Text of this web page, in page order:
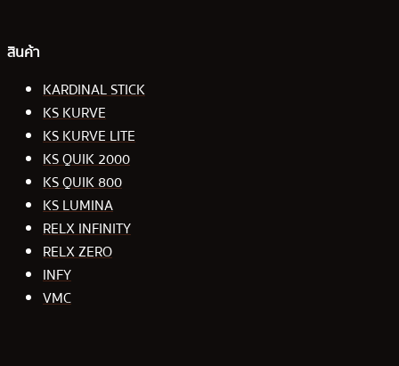
สินค้า
KARDINAL STICK
KS KURVE
KS KURVE LITE
KS QUIK 2000
KS QUIK 800
KS LUMINA
RELX INFINITY
RELX ZERO
INFY
VMC